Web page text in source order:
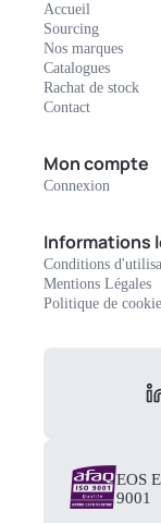
Accueil
Sourcing
Nos marques
Catalogues
Rachat de stock
Contact
Mon compte
Connexion
Informations
Conditions
Mentions Légales
Politique de
EOS
9001